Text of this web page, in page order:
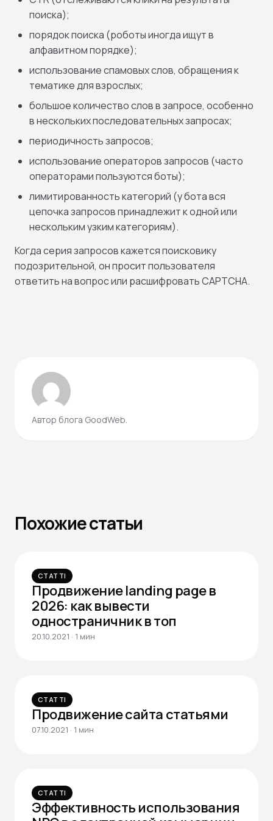
поиска);
порядок поиска (роботы иногда ищут в
алфавитном порядке);
использование спамовых слов, обращения к
тематике для взрослых;
большое количество слов в запросе, особенно
в нескольких последовательных запросах;
периодичность запросов;
использование операторов запросов (часто
операторами пользуются боты);
лимитированность категорий (у бота вся
цепочка запросов принадлежит к одной или
нескольким узким категориям).
Когда серия запросов кажется поисковику
подозрительной, он просит пользователя
ответить на вопрос или расшифровать CAPTCHA.
Автор блога GoodWeb.
Похожие статьи
СТАТТІ
Продвижение landing page в
2026: как вывести
одностраничник в топ
20.10.2021 · 1 мин
СТАТТІ
Продвижение сайта статьями
07.10.2021 · 1 мин
СТАТТІ
Эффективность использования